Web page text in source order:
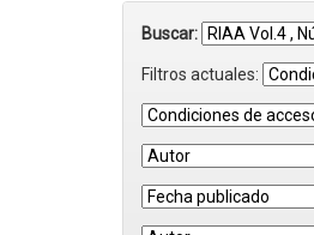
Buscar:
Filtros actuales: